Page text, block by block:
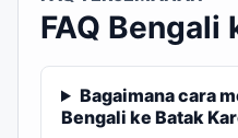
FAQ Bengali
Bagaimana cara
Bengali ke Batak